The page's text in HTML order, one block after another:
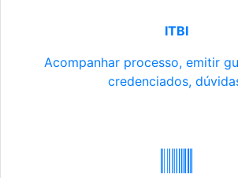
ITBI
Acompanhar processo, emitir
credenciados,